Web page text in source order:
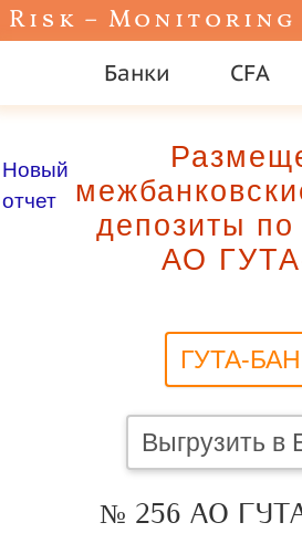
Risk – Monitoring
Банки CFA
Новый
отчет
депозиты по
АО
ГУТА-
Выгрузить в
№ 256 АО